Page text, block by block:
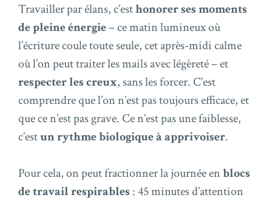
Travailler par élans, c’esthonorer ses moments
de pleine énergie– ce matin lumineux où
l’écriture coule toute seule, cet après-midi calme
où l’on peut traiter les mails avec légèreté – et
respecter les creux, sans les forcer. C’est
comprendre que l’on n’est pas toujours efficace, et
que ce n’est pas grave. Ce n’est pas une faiblesse,
c’estun rythme biologique à apprivoiser.
Pour cela, on peut fractionner la journée enblocs
de travail respirables : 45 minutes d’attention